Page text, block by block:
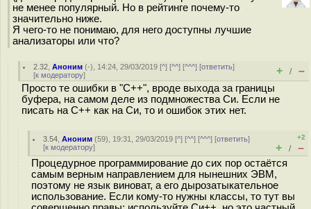
не менее популярный. Но в рейтинге почему-то
значительно ниже.
Я чего-то не понимаю, для него доступны лучшие
анализаторы или что?
2.32 ,Аноним (-), 14:24, 29/03/2019 [^] [^^] [^^^] [ответить]
[к модератору] + / –
Просто те ошибки в "С++", вроде выхода за границы
буфера, на самом деле из подмножества Си. Если не
писать на С++ как на Си, то и ошибок этих нет.
3.54 ,Аноним (59), 19:31, 29/03/2019 [^] [^^] [^^^] [ответить]
[к модератору]
+2
+ / –
Процедурное программирование до сих пор остаётся
самым верным направлением для нынешних ЭВМ,
поэтому не язык виноват, а его дырозатыкательное
использование. Если кому-то нужны классы, то тут вы